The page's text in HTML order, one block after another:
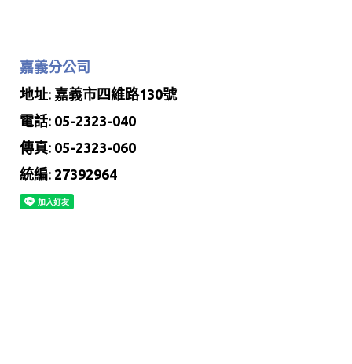
嘉義分公司
地址: 嘉義市四維路130號
電話: 05-2323-040
傳真: 05-2323-060
統編: 27392964